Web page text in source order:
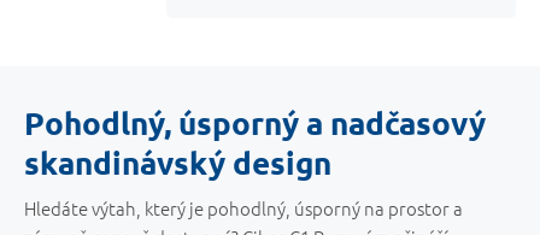
Pohodlný, úsporný a nadčasový
skandinávský design
Hledáte výtah, který je pohodlný, úsporný na prostor a